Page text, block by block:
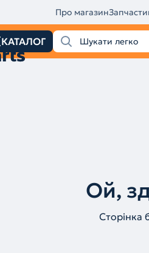
Про магазин
КАТАЛОГ
Ой,
Сторінка